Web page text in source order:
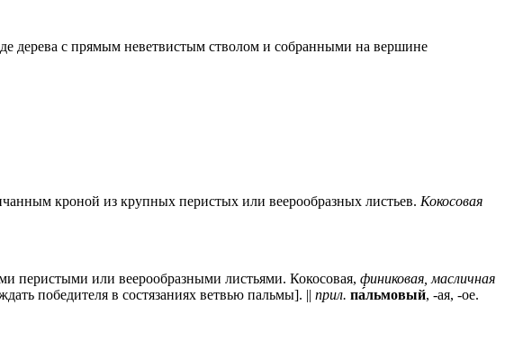
дерева с прямым неветвистым стволом и собранными на вершине
кроной из крупных перистых или веерообразных листьев. Кокосовая
перистыми или веерообразными листьями. Кокосовая, финиковая, масличная
победителя в состязаниях ветвью пальмы]. || прил. па́льмовый, -ая, -ое.